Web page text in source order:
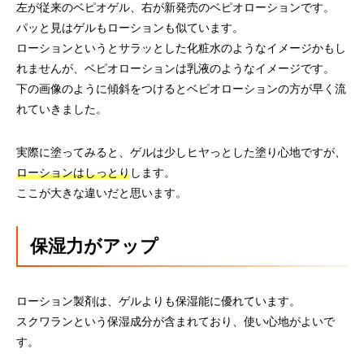
左が従来のベピオゲル、右が新発売のベピオローションです。
パッと見はゲルもローションも似ています。
ローションというとサラッとした化粧水のようなイメージかもし
れませんが、ベピオローションは乳液のようなイメージです。
下の画像のように傾斜をつけるとベピオローションの方が早く流
れていきました。
実際に塗ってみると、ゲルは少しヒヤっとした塗り心地ですが、
ローションはしっとりします。
ここが大きな違いだと思います。
保湿力がアップ
ローション製剤は、ゲルよりも保湿能に優れています。
スクワランという保湿成分が含まれており、使い心地がよいで
す。